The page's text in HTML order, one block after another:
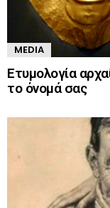
MEDIA
Ετυμολογία
το όνομά σας